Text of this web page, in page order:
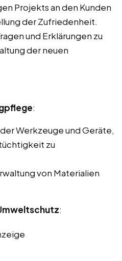
Projekts an den Kunden
der Zufriedenheit.
und Erklärungen zu
der neuen
:
Werkzeuge und Geräte,
zu
von Materialien
: